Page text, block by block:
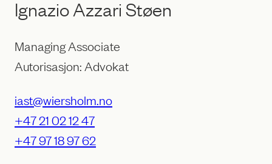
Ignazio Azzari Støen
Managing Associate
Autorisasjon: Advokat
iast@wiersholm.no
+47 21 02 12 47
+47 97 18 97 62